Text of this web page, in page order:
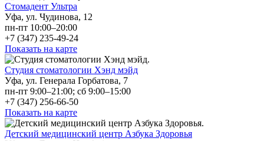
Стомадент Ультра
Уфа, ул. Чудинова, 12
пн-пт 10:00–20:00
+7 (347) 235-49-24
Показать на карте
Студия стоматологии Хэнд мэйд
Уфа, ул. Генерала Горбатова, 7
пн-пт 9:00–21:00; сб 9:00–15:00
+7 (347) 256-66-50
Показать на карте
Детский медицинский центр Азбука Здоровья